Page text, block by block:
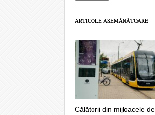
ARTICOLE ASEMĂNĂTOARE
Călătorii din mijloacele de